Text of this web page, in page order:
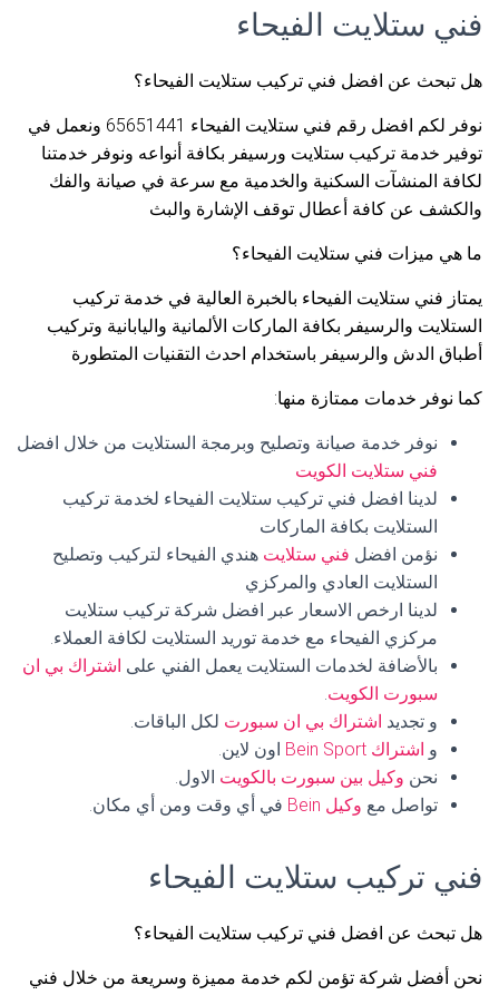
فني ستلايت الفيحاء
هل تبحث عن افضل فني تركيب ستلايت الفيحاء؟
نوفر لكم افضل رقم فني ستلايت الفيحاء 65651441 ونعمل في
توفير خدمة تركيب ستلايت ورسيفر بكافة أنواعه ونوفر خدمتنا
لكافة المنشآت السكنية والخدمية مع سرعة في صيانة والفك
والكشف عن كافة أعطال توقف الإشارة والبث
ما هي ميزات فني ستلايت الفيحاء؟
يمتاز فني ستلايت الفيحاء بالخبرة العالية في خدمة تركيب
الستلايت والرسيفر بكافة الماركات الألمانية واليابانية وتركيب
أطباق الدش والرسيفر باستخدام احدث التقنيات المتطورة
كما نوفر خدمات ممتازة منها:
نوفر خدمة صيانة وتصليح وبرمجة الستلايت من خلال افضل
فني ستلايت الكويت
لدينا افضل فني تركيب ستلايت الفيحاء لخدمة تركيب
الستلايت بكافة الماركات
نؤمن افضل فني ستلايت هندي الفيحاء لتركيب وتصليح
الستلايت العادي والمركزي
لدينا ارخص الاسعار عبر افضل شركة تركيب ستلايت
مركزي الفيحاء مع خدمة توريد الستلايت لكافة العملاء.
بالأضافة لخدمات الستلايت يعمل الفني على اشتراك بي ان
سبورت الكويت.
و تجديد اشتراك بي ان سبورت لكل الباقات.
و اشتراك Bein Sport
اون لاين.
نحن وكيل بين سبورت بالكويت الاول.
تواصل مع وكيل Bein في أي وقت ومن أي مكان.
فني تركيب ستلايت الفيحاء
هل تبحث عن افضل فني تركيب ستلايت الفيحاء؟
نحن أفضل شركة تؤمن لكم خدمة مميزة وسريعة من خلال فني